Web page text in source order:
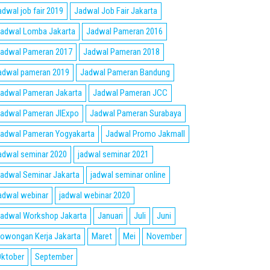
job fair 2019
Jadwal Job Fair Jakarta
Lomba Jakarta
Jadwal Pameran 2016
Pameran 2017
Jadwal Pameran 2018
pameran 2019
Jadwal Pameran Bandung
Pameran Jakarta
Jadwal Pameran JCC
Pameran JIExpo
Jadwal Pameran Surabaya
Pameran Yogyakarta
Jadwal Promo Jakmall
seminar 2020
jadwal seminar 2021
Seminar Jakarta
jadwal seminar online
webinar
jadwal webinar 2020
Workshop Jakarta
Januari Juli
Juni
Kerja Jakarta
Maret Mei
November
September